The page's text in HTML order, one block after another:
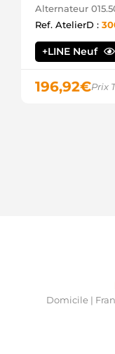
Alternateur
Ref. AtelierD :
+LINE Neuf
196,92€Prix
Domicile |